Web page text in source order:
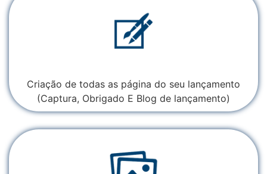
Criação de todas as página do seu lançamento
(Captura, Obrigado E Blog de lançamento)